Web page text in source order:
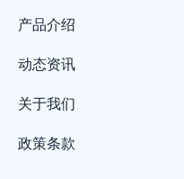
产品介绍
动态资讯
关于我们
政策条款